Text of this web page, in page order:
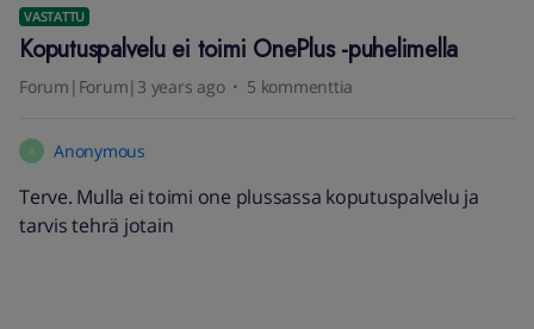
VASTATTU
Koputuspalvelu ei toimi OnePlus -puhelimella
Forum|Forum|3 years ago 5 kommenttia
A Anonymous
Terve. Mulla ei toimi one plussassa koputuspalvelu ja
tarvis tehrä jotain